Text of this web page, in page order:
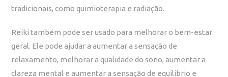
tradicionais, como quimioterapia e radiação.
Reiki também pode ser usado para melhorar o bem-estar
geral. Ele pode ajudar a aumentar a sensação de
relaxamento, melhorar a qualidade do sono, aumentar a
clareza mental e aumentar a sensação de equilíbrio e